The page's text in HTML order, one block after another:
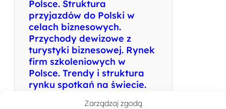
Zarządzaj zgodą
Polsce. Struktura
przyjazdów do Polski w
celach biznesowych.
Przychody dewizowe z
turystyki biznesowej. Rynek
firm szkoleniowych w
Polsce. Trendy i struktura
rynku spotkań na świecie.
Autor: Kulesza Iwona